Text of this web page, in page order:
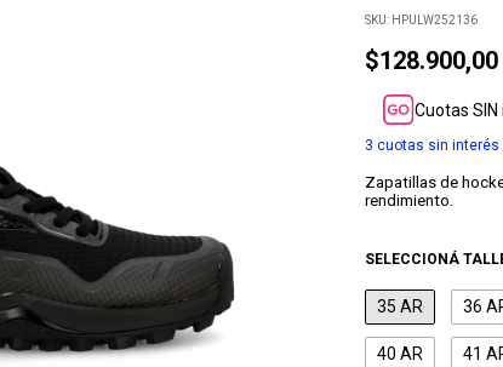
SKU: HPULW252136
$128.900,00
Cuotas
3 cuotas sin interés
Zapatillas de
rendimiento.
SELECCIONÁ
35 AR 36
40 AR 41